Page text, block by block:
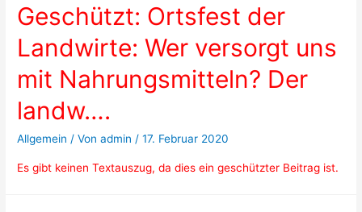
Geschützt: Ortsfest der
Landwirte: Wer versorgt uns
mit Nahrungsmitteln? Der
landw….
Allgemein / Vonadmin /17. Februar 2020
Es gibt keinen Textauszug, da dies ein geschützter Beitrag ist.